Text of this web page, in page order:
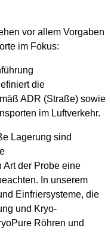
vor allem Vorgaben
im Fokus:
die
ADR (Straße) sowie
im Luftverkehr.
Lagerung sind
der Probe eine
In unserem
Einfriersysteme, die
und Kryo-
Röhren und